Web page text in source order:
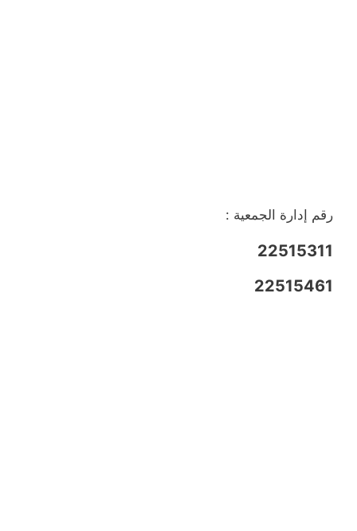
رقم إدارة الجمعية :
22515311
22515461